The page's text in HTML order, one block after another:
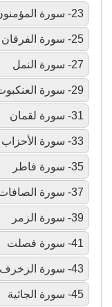
23- سورة المؤمنون
25- سورة الفرقان
27- سورة النمل
29- سورة العنكبوت
31- سورة لقمان
33- سورة الأحزاب
35- سورة فاطر
37- سورة الصافات
39- سورة الزمر
41- سورة فصلت
43- سورة الزخرف
45- سورة الجاثية